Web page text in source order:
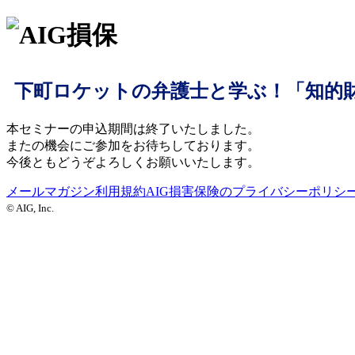
下町ロケットの弁護士と学ぶ！「知的
本セミナーの申込期間は終了いたしました。
またの機会にご参加をお待ちしております。
今後ともどうぞよろしくお願いいたします。
メールマガジン利用規約AIG損害保険のプライバシーポリシ
© AIG, Inc.